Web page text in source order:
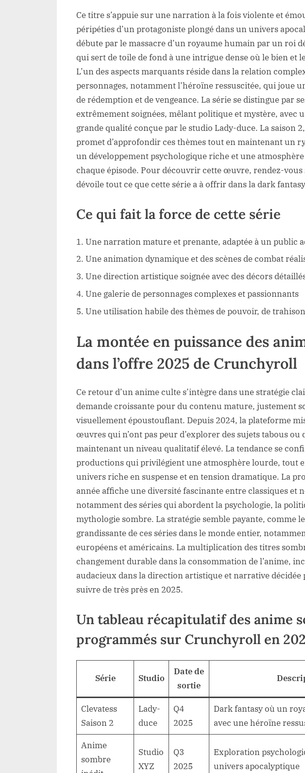
Ce titre s’appuie sur une narration à la fois violente et
péripéties d’un protagoniste plongé dans un univers
débute par le massacre d’un royaume humain par un roi
qui sert de toile de fond à une intrigue dense où le bien et
L’un des aspects marquants réside dans la relation
personnages, notamment l’héroïne ressuscitée, qui joue
de rédemption et de vengeance. La série se distingue par
extrêmement soignées, mêlant politique et mystère, avec
grande qualité conçue par le studio Lady-duce. La saison
promet d’approfondir ces thèmes tout en maintenant un
un développement psychologique riche et une
chaque épisode. Pour découvrir cette œuvre, rendez-vous
dévoile tout ce que cette série a à offrir dans la dark
Ce qui fait la force de cette série
Une narration mature et prenante, adaptée à un public
Une animation dynamique et des scènes de combat
Une direction artistique soignée avec des décors
Une galerie de personnages complexes et passionnants
Une utilisation habile des thèmes de pouvoir, de
La montée en puissance des
dans l’offre 2025 de Crunchyroll
Ce retour d’un anime culte s’intègre dans une stratégie
demande croissante pour du contenu mature, justement
visuellement époustouflant. Depuis 2024, la plateforme
œuvres qui n’ont pas peur d’explorer des sujets tabous
maintenant un niveau qualitatif élevé. La tendance se
productions qui privilégient une atmosphère lourde, tout
univers riche en suspense et en tension dramatique. La
année affiche une diversité fascinante entre classiques et
notamment des séries qui abordent la psychologie, la
mythologie sombre. La stratégie semble payante, comme
grandissante de ces séries dans le monde entier,
européens et américains. La multiplication des titres
changement durable dans la consommation de l’anime,
audacieux dans la direction artistique et narrative
suivre de très près en 2025.
Un tableau récapitulatif des anime
programmés sur Crunchyroll en
Série Studio
Date de
sortie
Clevatess
Saison 2
Lady-
duce
Q4
2025
Dark fantasy où un
avec une héroïne
Anime
sombre
Studio
XYZ
Q3
2025
Exploration
univers apocalyptique